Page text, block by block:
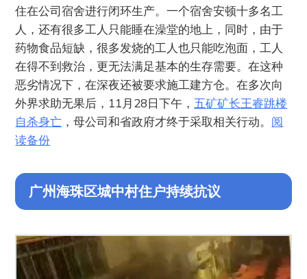
住在公司宿舍进行闭环生产。一个宿舍安顿十多名工
人，还有很多工人只能睡在澡堂的地上，同时，由于
药物食品短缺，很多发烧的工人也只能吃泡面，工人
在得不到救治，更无法满足基本的生存需要。在这种
恶劣情况下，在深夜还被要求施工建方仓。在多次向
外界求助无果后，11月28日下午， 五矿矿长王睿跳楼
自杀身亡 ，母公司和省政府才终于采取相关行动。 阅
读备份
广州海珠区城中村住户持续抗议